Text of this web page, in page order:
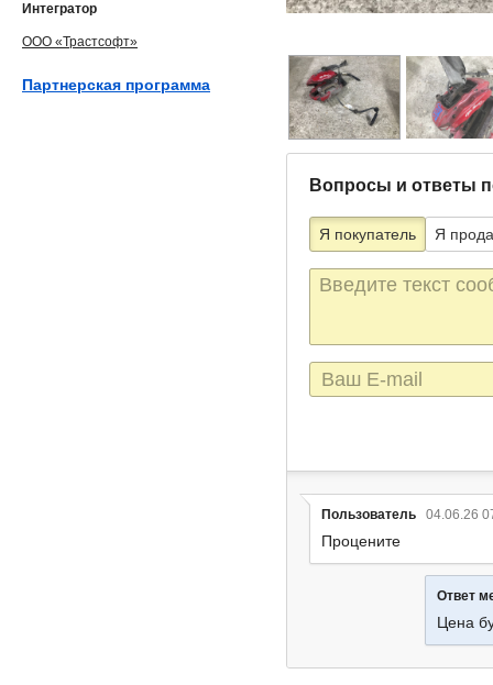
Вопросы и ответы
Я покупатель Я
Текст
сообщения
E-
mail
Пользователь 04.06.26
Процените
Ответ
Цена
Интегратор
ООО «Трастсофт»
Партнерская программа